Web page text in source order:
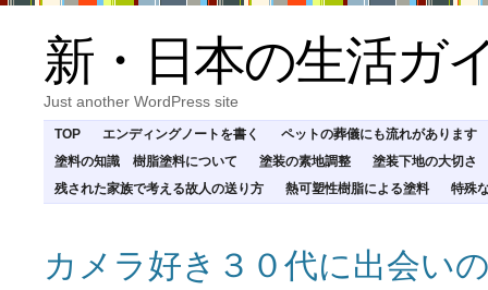
新・日本の生活ガ
Just another WordPress site
TOP エンディングノートを書く
ペットの葬儀にも流れがあります
塗料の知識 樹脂塗料について
塗装の素地調整
塗装下地の大切さ
残された家族で考える故人の送り方
熱可塑性樹脂による塗料 特殊
カメラ好き３０代に出会い